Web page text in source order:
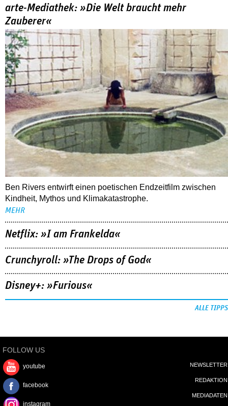
arte-Mediathek: »Die Welt braucht mehr
Zauberer«
Ben Rivers entwirft einen poetischen Endzeitfilm zwischen
Kindheit, Mythos und Klimakatastrophe.
MEHR
Netflix: »I am Frankelda«
Crunchyroll: »The Drops of God«
Disney+: »Furious«
ALLE TIPPS
FOLLOW US
youtube
facebook
instagram
NEWSLETTER
REDAKTION
MEDIADATEN